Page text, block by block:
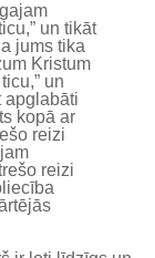
un tikāt
jums tika
Kristum
un
apglabāti
kopā ar
reizi
reizi